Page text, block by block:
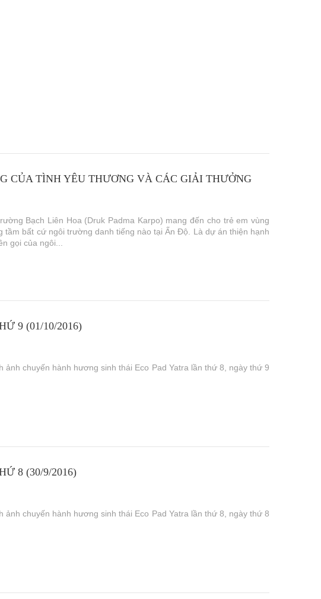
CỦA TÌNH YÊU THƯƠNG VÀ CÁC GIẢI THƯỞNG
Bạch Liên Hoa (Druk Padma Karpo) mang đến cho trẻ em vùng
tầm bất cứ ngôi trường danh tiếng nào tại Ấn Độ. Là dự án thiện hạnh
gọi của ngôi...
9 (01/10/2016)
chuyến hành hương sinh thái Eco Pad Yatra lần thứ 8, ngày thứ 9
8 (30/9/2016)
chuyến hành hương sinh thái Eco Pad Yatra lần thứ 8, ngày thứ 8